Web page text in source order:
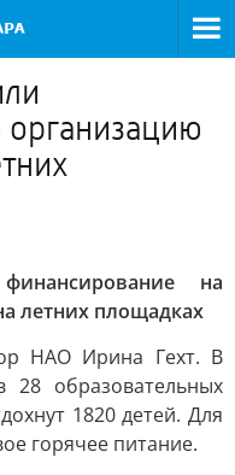
на
летних площадках
НАО Ирина Гехт. В
образовательных
1820 детей. Для
горячее питание.